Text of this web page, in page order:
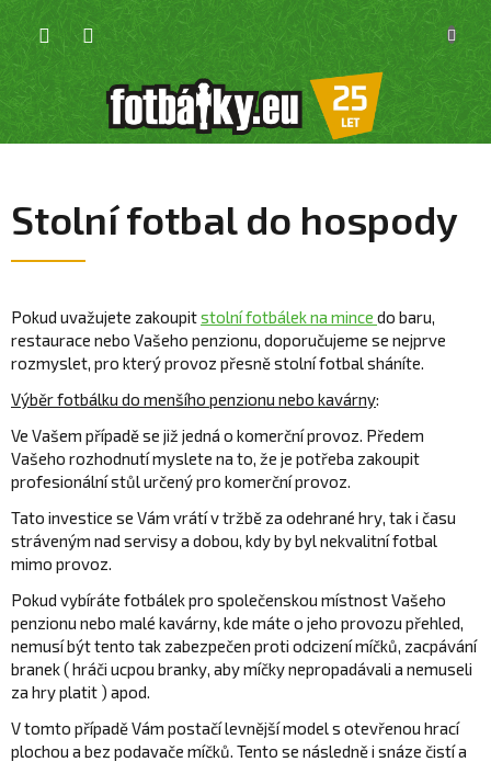
Přejít
obsah
KOŠÍK
Stolní fotbal do hospody
Pokud uvažujete zakoupitstolní fotbálek na mince do baru,
restaurace nebo Vašeho penzionu, doporučujeme se nejprve
rozmyslet, pro který provoz přesně stolní fotbal sháníte.
Výběr fotbálku do menšího penzionu nebo kavárny:
Ve Vašem případě se již jedná o komerční provoz. Předem
Vašeho rozhodnutí myslete na to, že je potřeba zakoupit
profesionální stůl určený pro komerční provoz.
Tato investice se Vám vrátí v tržbě za odehrané hry, tak i času
stráveným nad servisy a dobou, kdy by byl nekvalitní fotbal
mimo provoz.
Pokud vybíráte fotbálek pro společenskou místnost Vašeho
penzionu nebo malé kavárny, kde máte o jeho provozu přehled,
nemusí být tento tak zabezpečen proti odcizení míčků, zacpávání
branek ( hráči ucpou branky, aby míčky nepropadávali a nemuseli
za hry platit ) apod.
V tomto případě Vám postačí levnější model s otevřenou hrací
plochou a bez podavače míčků. Tento se následně i snáze čistí a